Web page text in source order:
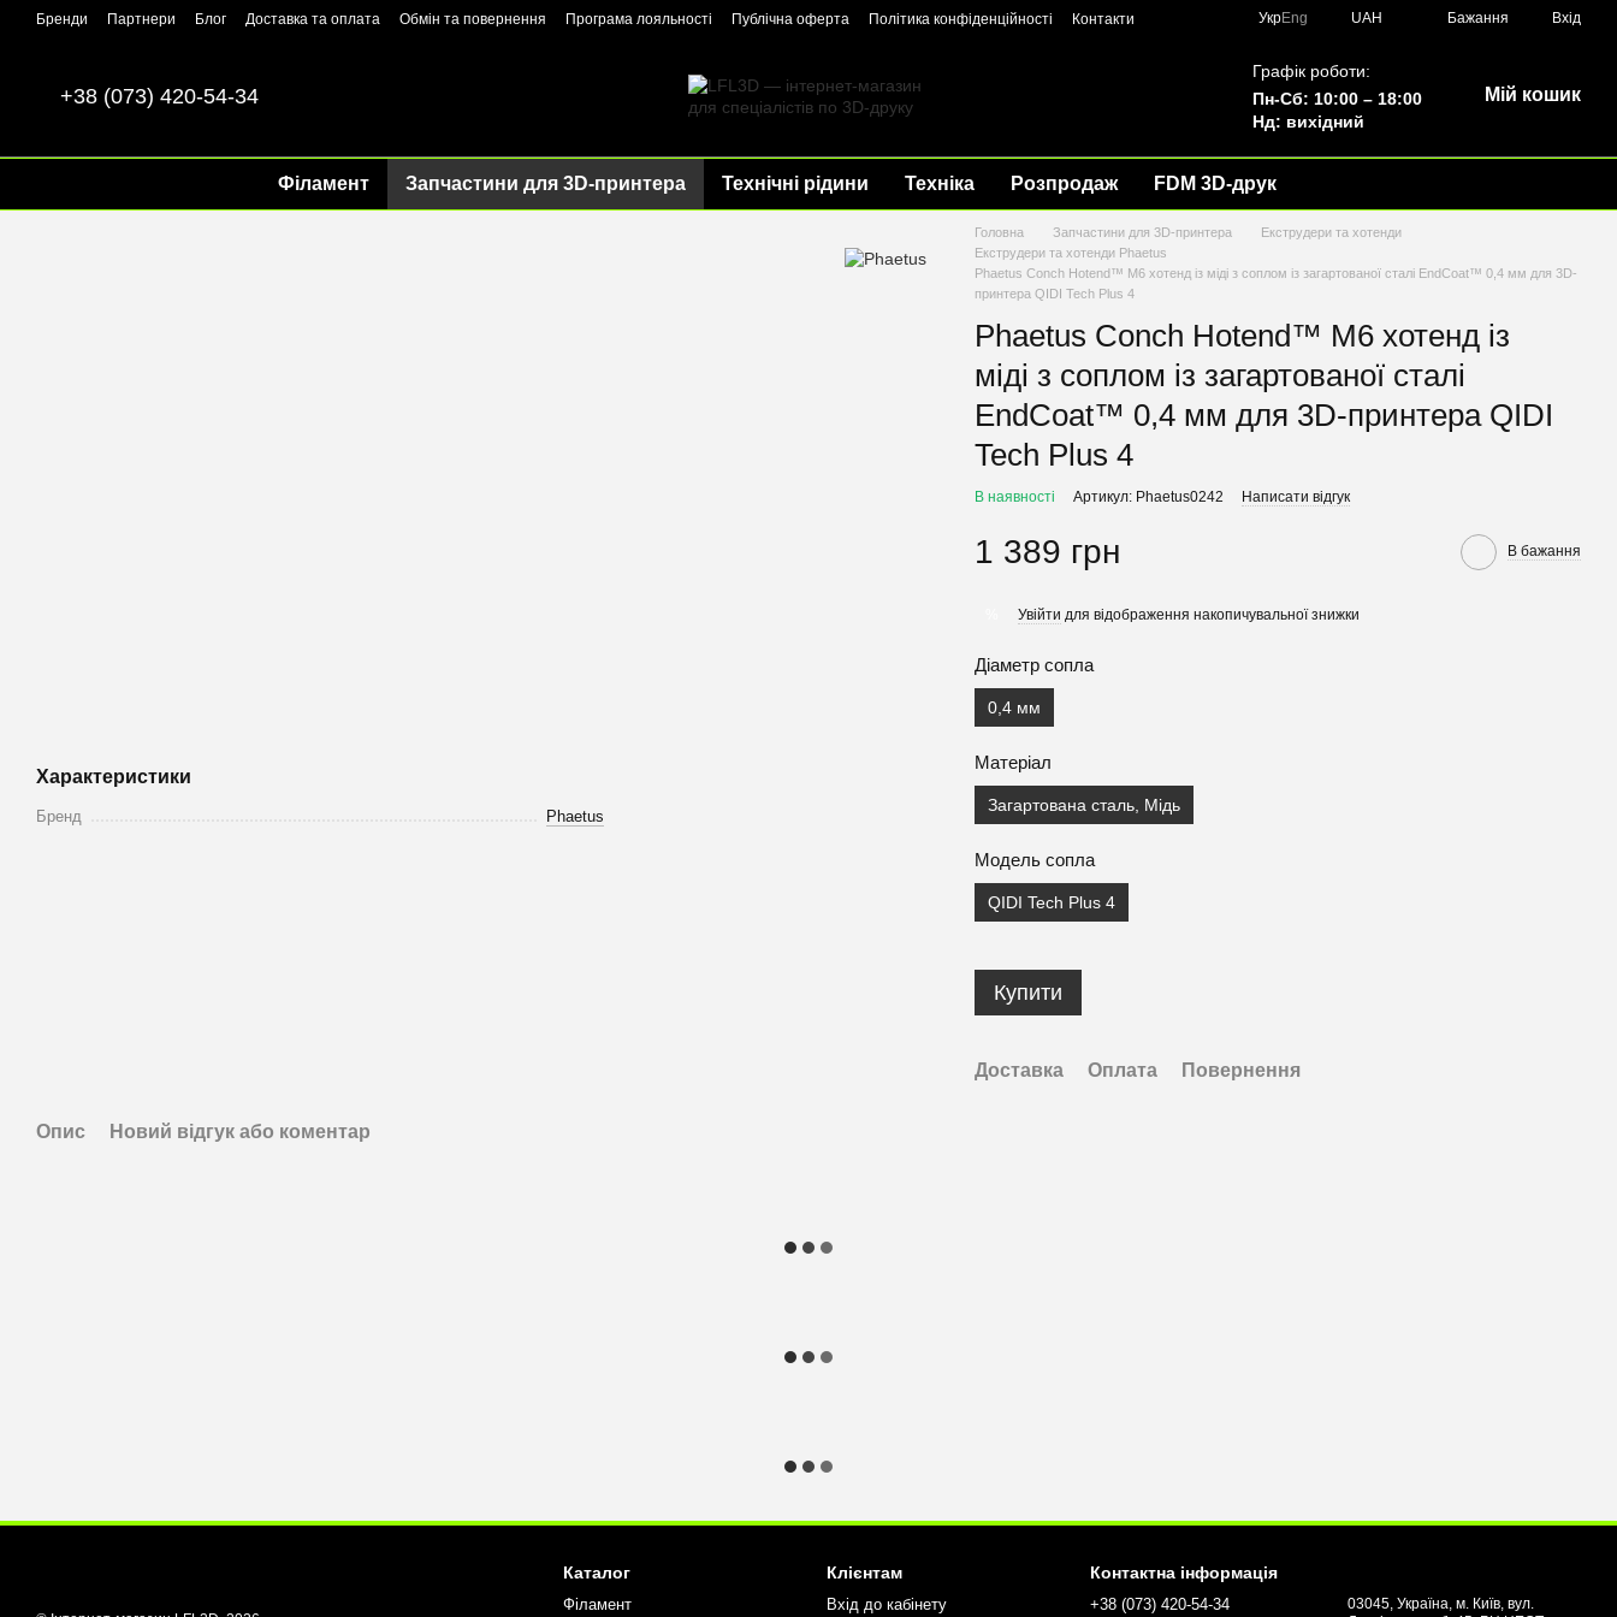
Перейти до основного контенту
Бренди Партнери Блог Доставка та оплата Обмін та повернення Програма лояльності Публічна оферта Політика конфіденційності Контакти УкрEng UAH Бажання Вхід
+38 (073) 420-54-34
Графік роботи:
Пн-Сб: 10:00 – 18:00
Нд: вихідний
Мій кошик
Філамент Запчастини для 3D-принтера Технічні рідини Техніка Розпродаж FDM 3D-друк
Характеристики
Бренд Phaetus
Головна Запчастини для 3D-принтера
Екструдери та хотенди
Екструдери та хотенди Phaetus
Phaetus Conch Hotend™ M6 хотенд із міді з соплом із загартованої сталі EndCoat™ 0,4 мм для 3D-
принтера QIDI Tech Plus 4
Phaetus Conch Hotend™ M6 хотенд із
міді з соплом із загартованої сталі
EndCoat™ 0,4 мм для 3D-принтера QIDI
Tech Plus 4
В наявності Артикул: Phaetus0242 Написати відгук
1 389 грн В бажання
Увійти для відображення накопичувальної знижки
Діаметр сопла
0,4 мм
Матеріал
Загартована сталь, Мідь
Модель сопла
QIDI Tech Plus 4
Купити
Доставка Оплата Повернення
Опис Новий відгук або коментар
Каталог
Філамент
Клієнтам
Вхід до кабінету
Контактна інформація
+38 (073) 420-54-34
03045, Україна, м. Київ, вул.